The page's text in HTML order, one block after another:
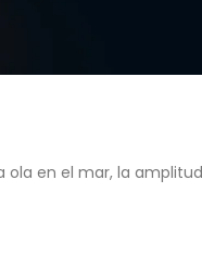
ola en el mar, la